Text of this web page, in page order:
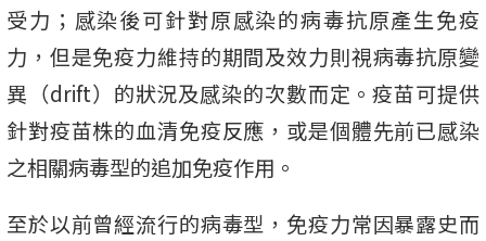
受力；感染後可針對原感染的病毒抗原產生免疫
力，但是免疫力維持的期間及效力則視病毒抗原變
異（drift）的狀況及感染的次數而定。疫苗可提供
針對疫苗株的血清免疫反應，或是個體先前已感染
之相關病毒型的追加免疫作用。
至於以前曾經流行的病毒型，免疫力常因暴露史而